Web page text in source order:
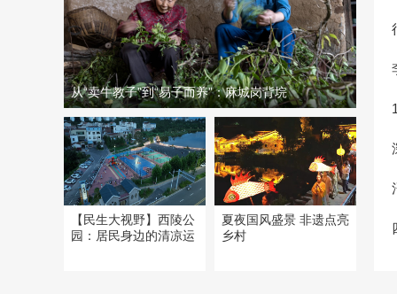
从“卖牛教子”到“易子而养”：麻城岗背垸
【民生大视野】西陵公
园：居民身边的清凉运
夏夜国风盛景 非遗点亮
乡村